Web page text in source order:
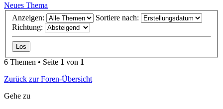
Neues Thema
Anzeigen:
Sortiere nach:
Richtung:
6 Themen • Seite 1 von 1
Zurück zur Foren-Übersicht
Gehe zu